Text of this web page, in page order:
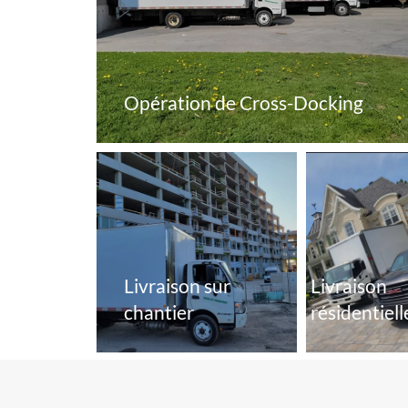
Opération de Cross-Docking
Livraison sur
chantier
Livraison